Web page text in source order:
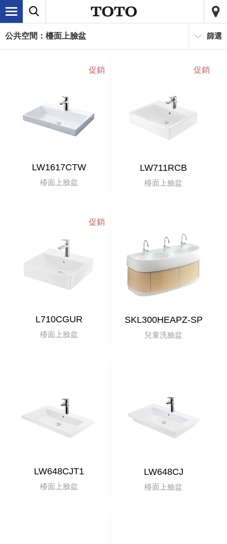
公共空間：檯面上臉盆 篩選
LW1617CTW
檯面上臉盆
LW711RCB
檯面上臉盆
L710CGUR
檯面上臉盆
SKL300HEAPZ-SP
兒童洗臉盆
LW648CJT1
檯面上臉盆
LW648CJ
檯面上臉盆